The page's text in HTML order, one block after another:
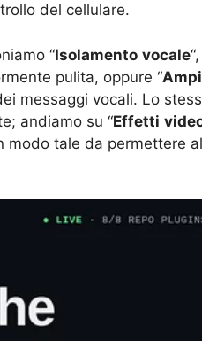
del cellulare.
“Isolamento vocale
pulita, oppure “
messaggi vocali. Lo
andiamo su “Effetti
modo tale da permettere